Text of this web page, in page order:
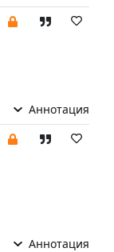
Аннотация
Аннотация